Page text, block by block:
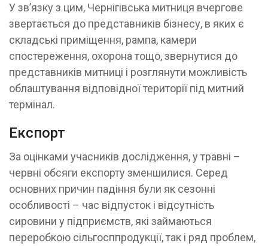
У зв’язку з цим, Чернігівська митниця вчергове
звертається до представників бізнесу, в яких є
складські приміщення, рампа, камери
спостереження, охорона тощо, звернутися до
представників митниці і розглянути можливість
облаштування відповідної території під митний
термінал.
Експорт
За оцінками учасників дослідження, у травні –
червні обсяги експорту зменшилися. Серед
основних причин падіння були як сезонні
особливості – час відпусток і відсутність
сировини у підприємств, які займаються
переробкою сільгосппродукції, так і ряд проблем,